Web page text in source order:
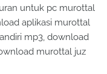
untuk pc murottal
aplikasi murottal
mp3, download
murottal juz